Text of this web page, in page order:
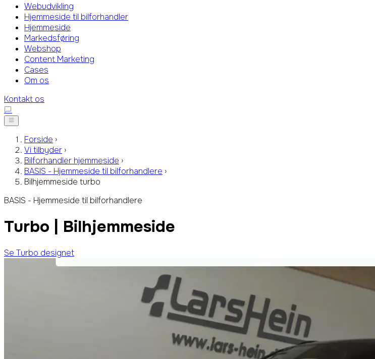
Webudvikling
Hjemmeside til bilforhandler
Hjemmeside
Markedsføring
Webshop
Content Marketing
Cases
Om os
Kontakt os
Forside ›
Vi tilbyder ›
Bilforhandler hjemmeside ›
BASIS - Hjemmeside til bilforhandlere ›
Bilhjemmeside turbo
BASIS - Hjemmeside til bilforhandlere
Turbo | Bilhjemmeside
Se Turbo designet